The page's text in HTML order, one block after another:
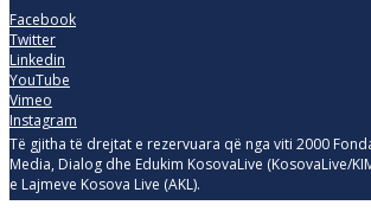
Facebook
Twitter
Linkedin
YouTube
Vimeo
Instagram
Të gjitha të drejtat e rezervuara që nga viti 2000
Media, Dialog dhe Edukim KosovaLive (KosovaLive/
e Lajmeve Kosova Live (AKL).